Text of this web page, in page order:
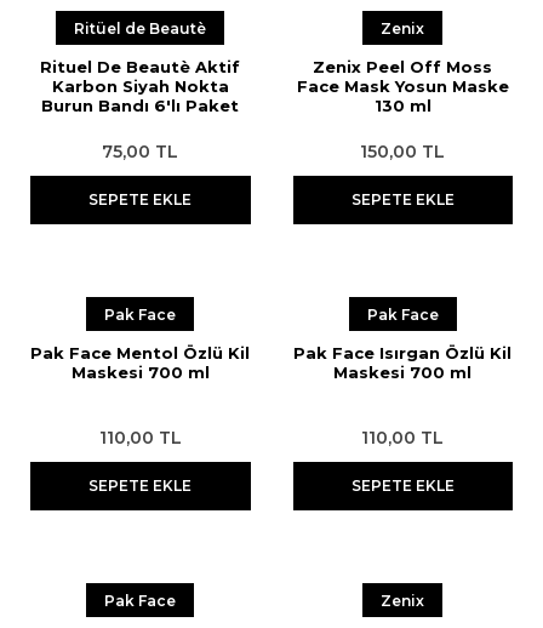
Ritüel de Beautè
Rituel De Beautè Aktif
Karbon Siyah Nokta
Burun Bandı 6'lı Paket
75,00 TL
SEPETE EKLE
Zenix
Zenix Peel Off Moss
Face Mask Yosun Maske
130 ml
150,00 TL
SEPETE EKLE
Pak Face
Pak Face Mentol Özlü Kil
Maskesi 700 ml
110,00 TL
SEPETE EKLE
Pak Face
Pak Face Isırgan Özlü Kil
Maskesi 700 ml
110,00 TL
SEPETE EKLE
Pak Face Zenix